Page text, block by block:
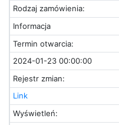
Rodzaj zamówienia:
Informacja
Termin otwarcia:
2024-01-23 00:00:00
Rejestr zmian:
Link
Wyświetleń: